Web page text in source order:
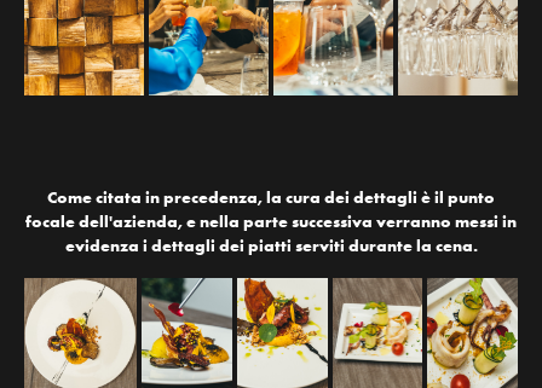
Come citata in precedenza, la cura dei dettagli è il punto
focale dell'azienda, e nella parte successiva verranno messi in
evidenza i dettagli dei piatti serviti durante la cena.